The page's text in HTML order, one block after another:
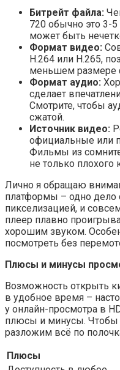
Битрейт файла:
720 обычно это 3-
может быть
Формат видео:
H.264 или H.265,
меньшем размере
Формат аудио:
сделает
Смотрите, чтобы
сжатой.
Источник видео:
официальные или
Фильмы из
не только плохого
Лично я обращаю
платформы – одно дело
пикселизацией, и
плеер плавно
хорошим звуком.
посмотреть без
Плюсы и минусы
Возможность открыть
в удобное время –
у онлайн-просмотра в
плюсы и минусы. Чтобы
разложим всё по
Плюсы